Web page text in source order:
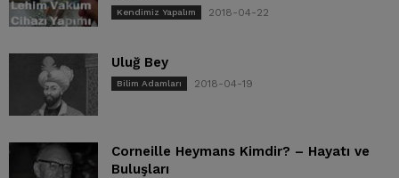
Kendimiz Yapalım 2018-04-22
Uluğ Bey
Bilim Adamları 2018-04-19
Corneille Heymans Kimdir? – Hayatı ve
Buluşları